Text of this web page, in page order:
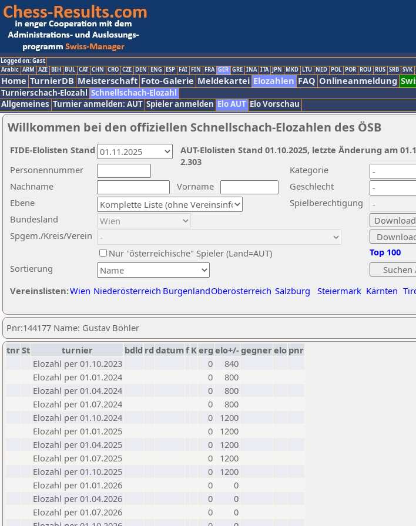
Logged on: Gast
Arabic ARM AZE BIH BUL CAT CHN CRO CZE DEN ENG ESP FAI FIN FRA GER GRE INA ITA JPN MKD LTU NED POL POR ROU RUS SRB SVK
Home TurnierDB Meisterschaft Foto-Galerie Meldekartei Elozahlen FAQ Onlineanmeldung
Turnierschach-Elozahl Schnellschach-Elozahl
Allgemeines Turnier anmelden: AUT Spieler anmelden Elo AUT Elo Vorschau
Willkommen bei den offiziellen Schnellschach-Elozahlen des ÖSB
Nachname
Vorname
Ebene
Kategorie
Sortierung
Personennummer
Bundesland
Spgem./Kreis/Verein
Geschlecht
Nur "österreichische" Spieler (Land=AUT)
Spielberechtigung
Vereinslisten:Wien Niederösterreich BurgenlandOberösterreich Salzburg Steiermark Kärnten
Top 100
AUT-Elolisten Stand 01.10.2025, letzte Änderung am
2.303
FIDE-Elolisten Stand
Pnr:144177 Name: Gustav Böhler
tnrSt turnier bdld rd datumf Kerg elo+/-gegnerelo pnr
Elozahl per 01.10.2023
0
840
Elozahl per 01.01.2024
0
800
Elozahl per 01.04.2024
0
800
Elozahl per 01.07.2024
0
800
Elozahl per 01.10.2024
0
1200
Elozahl per 01.01.2025
0
1200
Elozahl per 01.04.2025
0
1200
Elozahl per 01.07.2025
0
1200
Elozahl per 01.10.2025
0
1200
Elozahl per 01.01.2026
0
0
Elozahl per 01.04.2026
0
0
Elozahl per 01.07.2026
0
0